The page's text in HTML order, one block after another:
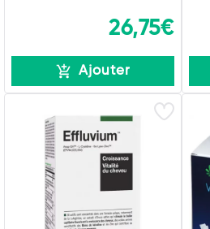
26,75€
Ajouter